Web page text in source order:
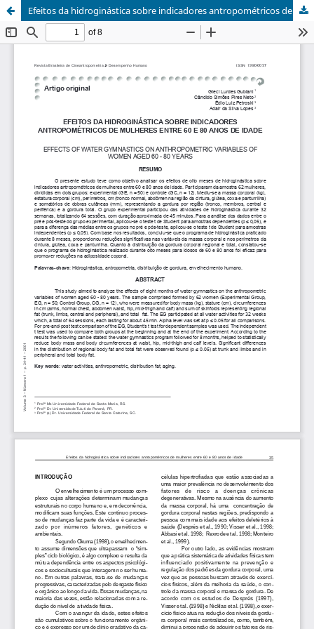
Efeitos da hidroginástica sobre indicadores antropométricos de mulheres entre 60 e 80 anos de idade